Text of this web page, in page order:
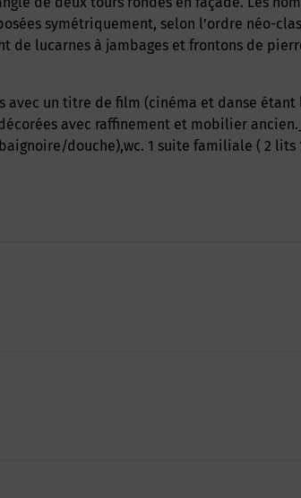
symétriquement, selon l’ordre néo-
de lucarnes à jambages et frontons de
avec raffinement et mobilier
douche),wc. 1 suite familiale ( 2 lits